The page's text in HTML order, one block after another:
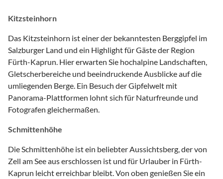
Kitzsteinhorn
Das Kitzsteinhorn ist einer der bekanntesten Berggipfel im
Salzburger Land und ein Highlight für Gäste der Region
Fürth-Kaprun. Hier erwarten Sie hochalpine Landschaften,
Gletscherbereiche und beeindruckende Ausblicke auf die
umliegenden Berge. Ein Besuch der Gipfelwelt mit
Panorama-Plattformen lohnt sich für Naturfreunde und
Fotografen gleichermaßen.
Schmittenhöhe
Die Schmittenhöhe ist ein beliebter Aussichtsberg, der von
Zell am See aus erschlossen ist und für Urlauber in Fürth-
Kaprun leicht erreichbar bleibt. Von oben genießen Sie ein